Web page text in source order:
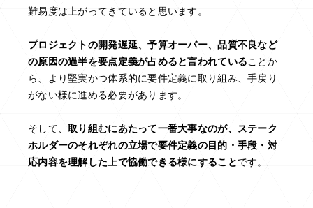
難易度は上がってきていると思います。
プロジェクトの開発遅延、予算オーバー、品質不良など
の原因の過半を要点定義が占めると言われていることか
ら、より堅実かつ体系的に要件定義に取り組み、手戻り
がない様に進める必要があります。
そして、取り組むにあたって一番大事なのが、ステーク
ホルダーのそれぞれの立場で要件定義の目的・手段・対
応内容を理解した上で協働できる様にすることです。